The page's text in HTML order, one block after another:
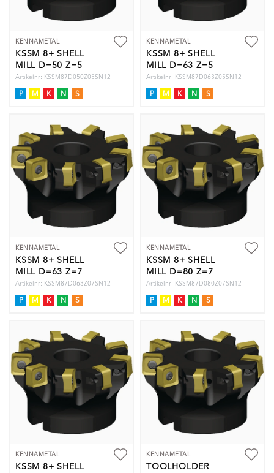
KENNAMETAL
KSSM 8+ SHELL
MILL D=50 Z=5
Artikelnr: KSSM87D050Z05SN12
P M K N S
KENNAMETAL
KSSM 8+ SHELL
MILL D=63 Z=5
Artikelnr: KSSM87D063Z05SN12
P M K N S
KENNAMETAL
KSSM 8+ SHELL
MILL D=63 Z=7
Artikelnr: KSSM87D063Z07SN12
P M K N S
KENNAMETAL
KSSM 8+ SHELL
MILL D=80 Z=7
Artikelnr: KSSM87D080Z07SN12
P M K N S
KENNAMETAL
KSSM 8+ SHELL
KENNAMETAL
TOOLHOLDER